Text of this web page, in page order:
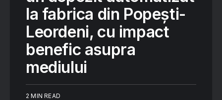
la fabrica din Popești-
Leordeni, cu impact
benefic asupra
mediului
2 MIN READ